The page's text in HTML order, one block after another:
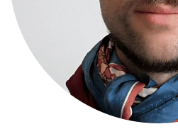
Governance
Europa & Green Deal
Themen Übersicht
Soziales Nachhaltigkeitsbarometer